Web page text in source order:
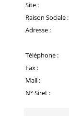
Site :
Raison Sociale :
Adresse :
Téléphone :
Fax :
Mail :
N° Siret :